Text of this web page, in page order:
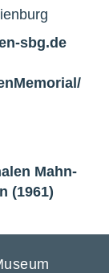
sbg.de